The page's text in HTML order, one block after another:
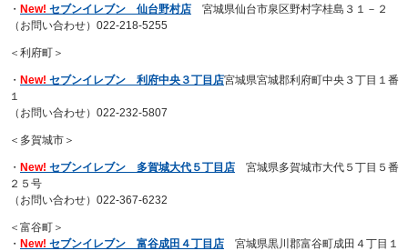
・ New! セブンイレブン 仙台野村店 宮城県仙台市泉区野村字桂島３１－２
（お問い合わせ）022-218-5255
＜利府町＞
・ New! セブンイレブン 利府中央３丁目店宮城県宮城郡利府町中央３丁目１番
１
（お問い合わせ）022-232-5807
＜多賀城市＞
・ New! セブンイレブン 多賀城大代５丁目店 宮城県多賀城市大代５丁目５番
２５号
（お問い合わせ）022-367-6232
＜富谷町＞
・ New! セブンイレブン 富谷成田４丁目店 宮城県黒川郡富谷町成田４丁目１